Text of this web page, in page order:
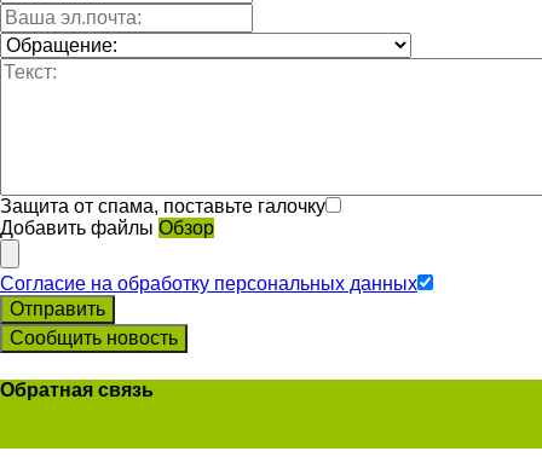
Защита от спама, поставьте галочку
Добавить файлы Обзор
Согласие на обработку персональных данных
Отправить
Сообщить новость
Обратная связь